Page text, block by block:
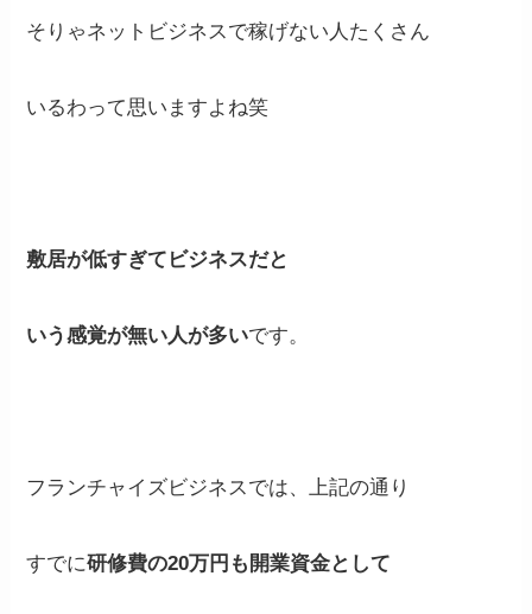
そりゃネットビジネスで稼げない人たくさん
いるわって思いますよね笑
敷居が低すぎてビジネスだと
いう感覚が無い人が多いです。
フランチャイズビジネスでは、上記の通り
すでに研修費の20万円も開業資金として